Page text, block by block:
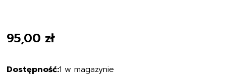
95,00 zł
1 w magazynie